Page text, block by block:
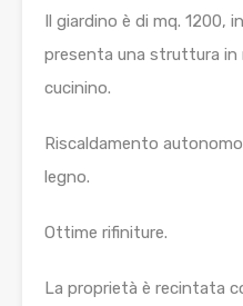
Il giardino è di mq. 1200,
presenta una struttura in
cucinino.
Riscaldamento
legno.
Ottime rifiniture.
La proprietà è recintata